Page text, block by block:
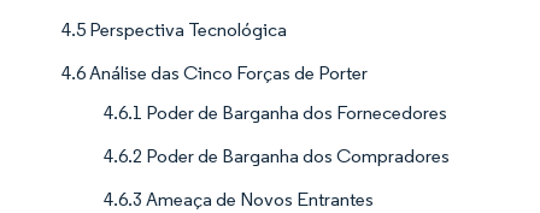
4.5 Perspectiva Tecnológica
4.6 Análise das Cinco Forças de Porter
4.6.1 Poder de Barganha dos Fornecedores
4.6.2 Poder de Barganha dos Compradores
4.6.3 Ameaça de Novos Entrantes